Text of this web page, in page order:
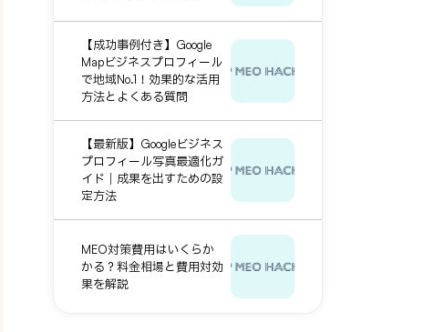
【成功事例付き】Google
Mapビジネスプロフィール
で地域No.1！効果的な活用
方法とよくある質問
【最新版】Googleビジネス
プロフィール写真最適化ガ
イド｜成果を出すための設
定方法
MEO対策費用はいくらか
かる？料金相場と費用対効
果を解説